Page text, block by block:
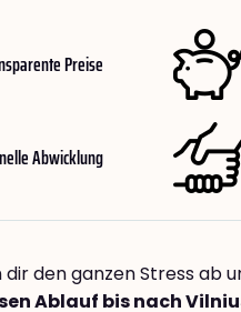
Preise
Abwicklung
den ganzen Stress ab
Ablauf bis nach